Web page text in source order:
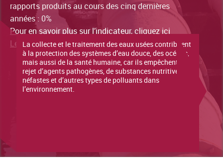
La collecte et le traitement des eaux usées contribuent
à la protection des systèmes d’eau douce, des océans,
mais aussi de la santé humaine, car ils empêchent le
rejet d’agents pathogènes, de substances nutritives
néfastes et d’autres types de polluants dans
l’environnement.
rapports produits au cours des cinq dernières
années : 0%
Pour en savoir plus sur l’indicateur, cliquez ici
Le dernier rapport de situation est disponible ici